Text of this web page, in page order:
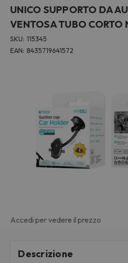
UNICO SUPPORTO DA
VENTOSA TUBO CORTO
SKU: 115345
EAN: 8435719641572
Accedi per vedere il prezzo
Descrizione